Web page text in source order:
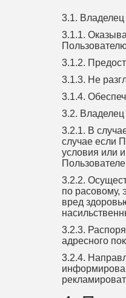
3.1. Владелец
3.1.1.
3.1.2.
3.1.3. Не
3.1.4.
3.2.
3.2.1. В
случае если
условия или
3.2.2.
по расовому,
вред
3.2.3.
адресного
3.2.4.